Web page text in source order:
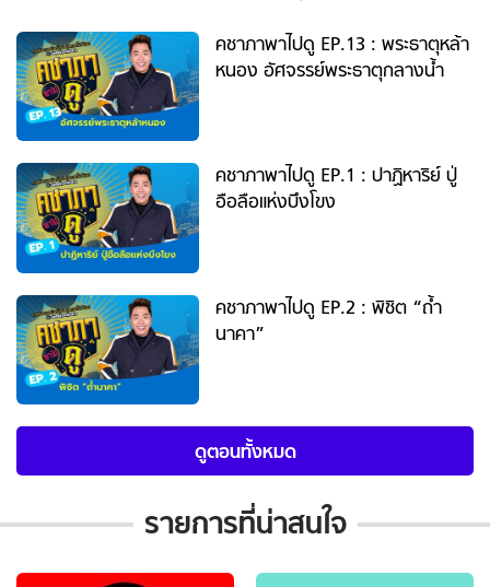
ของ
รายการ
คชา
ภา
พา
ไปดู
คชาภาพาไปดู EP.13 : พระธาตุหล้า
หนอง อัศจรรย์พระธาตุกลางน้ำ
คชาภาพาไปดู EP.1 : ปาฏิหาริย์ ปู่
อือลือแห่งบึงโขง
คชาภาพาไปดู EP.2 : พิชิต “ถ้ำ
นาคา”
ดูตอนทั้งหมด
รายการที่น่าสนใจ